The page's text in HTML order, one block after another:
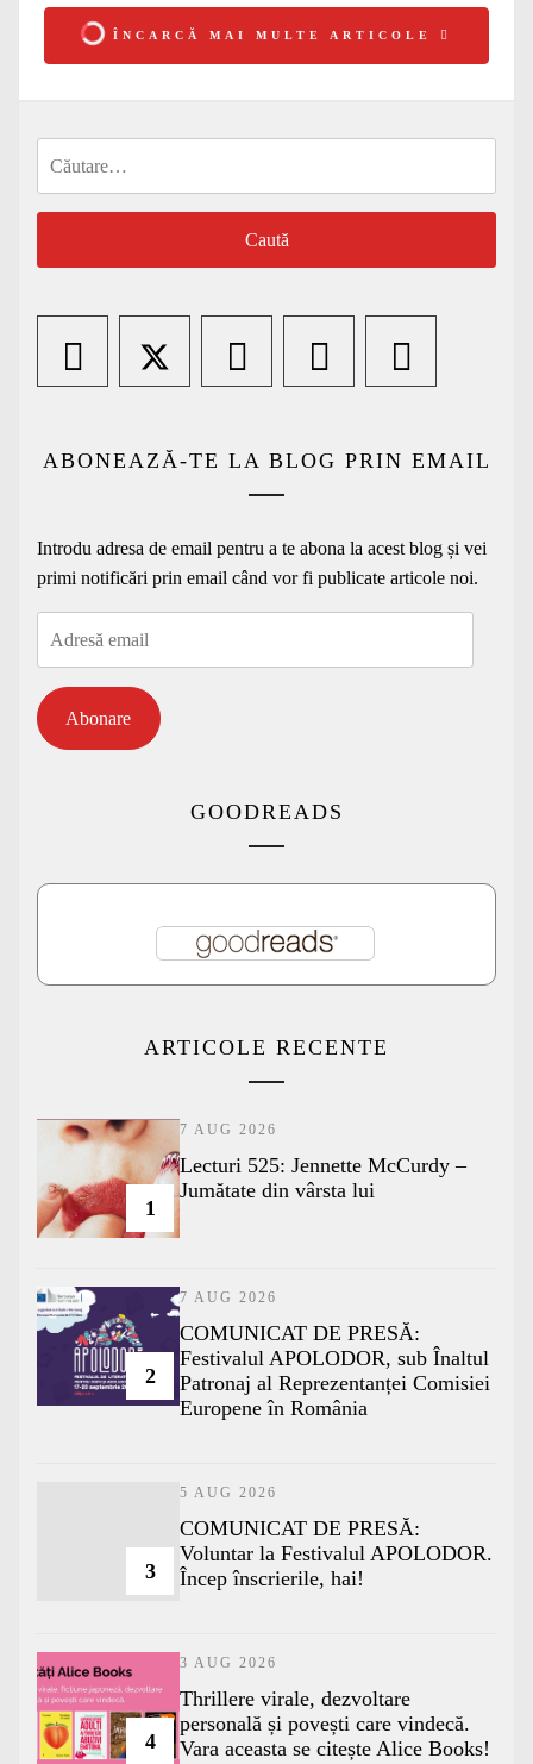
ÎNCARCĂ MAI MULTE ARTICOLE
ABONEAZĂ-TE LA BLOG PRIN EMAIL
Introdu adresa de email pentru a te abona la acest blog și vei
primi notificări prin email când vor fi publicate articole noi.
Abonare
GOODREADS
ARTICOLE RECENTE
1
7 AUG 2026
Lecturi 525: Jennette McCurdy –
Jumătate din vârsta lui
2
7 AUG 2026
COMUNICAT DE PRESĂ:
Festivalul APOLODOR, sub Înaltul
Patronaj al Reprezentanței Comisiei
Europene în România
3
5 AUG 2026
COMUNICAT DE PRESĂ:
Voluntar la Festivalul APOLODOR.
Încep înscrierile, hai!
4
3 AUG 2026
Thrillere virale, dezvoltare
personală și povești care vindecă.
Vara aceasta se citește Alice Books!